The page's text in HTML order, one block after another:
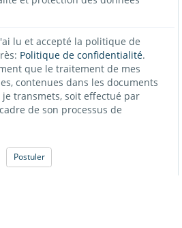
lu et accepté la politique de
Politique de confidentialité.
que le traitement de mes
contenues dans les documents
de candidature que je transmets, soit effectué par
de son processus de
Postuler